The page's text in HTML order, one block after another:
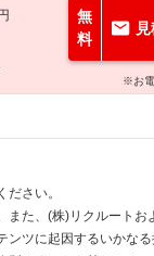
無
料
※お電
さい。
た、(株)リクルートお
ツに起因するいかなる